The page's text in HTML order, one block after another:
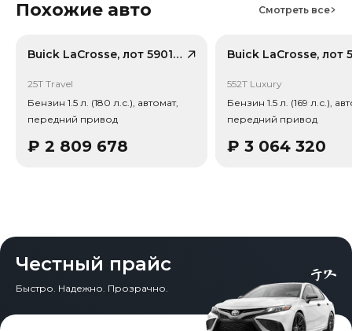
дефектовку и точные сроки логистики. Работаем и
Тип привода: Передний привод (FWD).
Похожие авто Смотреть все
Buick LaCrosse, лот 59014453
25T Travel
Бензин 1.5 л. (180 л.с.), автомат,
передний привод
₽ 2 809 678
552T Luxury
Бензин 1.5 л. (169 л.с.),
передний привод
₽ 3 064 320
Честный прайс
Быстро. Надежно. Прозрачно.